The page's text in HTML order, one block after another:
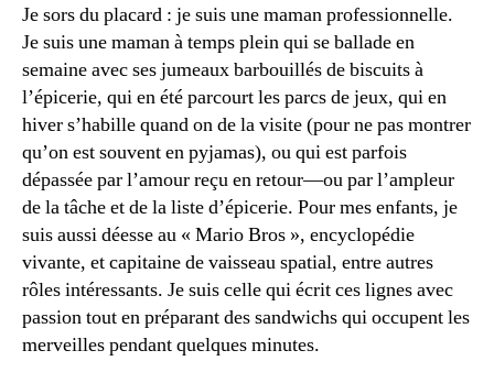
Je sors du placard : je suis une maman professionnelle.
Je suis une maman à temps plein qui se ballade en
semaine avec ses jumeaux barbouillés de biscuits à
l’épicerie, qui en été parcourt les parcs de jeux, qui en
hiver s’habille quand on de la visite (pour ne pas montrer
qu’on est souvent en pyjamas), ou qui est parfois
dépassée par l’amour reçu en retour—ou par l’ampleur
de la tâche et de la liste d’épicerie. Pour mes enfants, je
suis aussi déesse au « Mario Bros », encyclopédie
vivante, et capitaine de vaisseau spatial, entre autres
rôles intéressants. Je suis celle qui écrit ces lignes avec
passion tout en préparant des sandwichs qui occupent les
merveilles pendant quelques minutes.